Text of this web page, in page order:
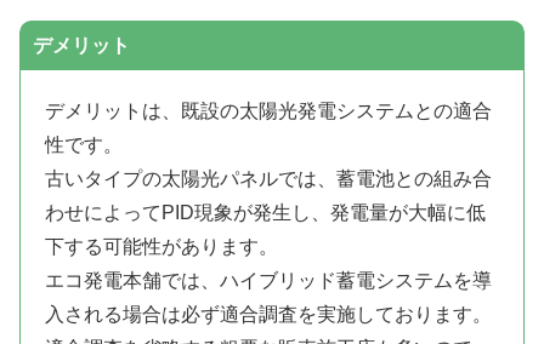
デメリット
デメリットは、既設の太陽光発電システムとの適合
性です。
古いタイプの太陽光パネルでは、蓄電池との組み合
わせによってPID現象が発生し、発電量が大幅に低
下する可能性があります。
エコ発電本舗では、ハイブリッド蓄電システムを導
入される場合は必ず適合調査を実施しております。